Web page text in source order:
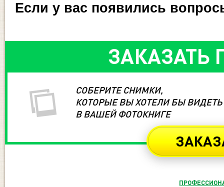
Если у вас появились
ЗАКАЗАТЬ
СОБЕРИТЕ СНИМКИ,
КОТОРЫЕ ВЫ ХОТЕЛИ БЫ ВИДЕТЬ
В ВАШЕЙ ФОТОКНИГЕ